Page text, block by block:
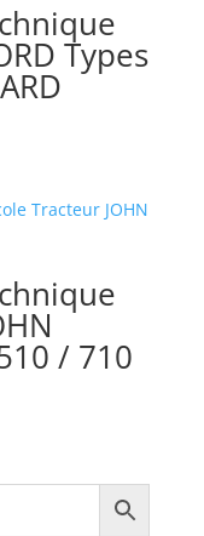
Types
/ 710